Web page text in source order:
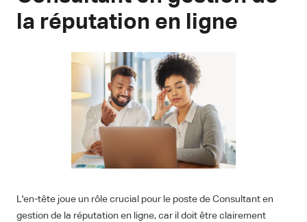
la réputation en ligne
L'en-tête joue un rôle crucial pour le poste de Consultant en
gestion de la réputation en ligne, car il doit être clairement